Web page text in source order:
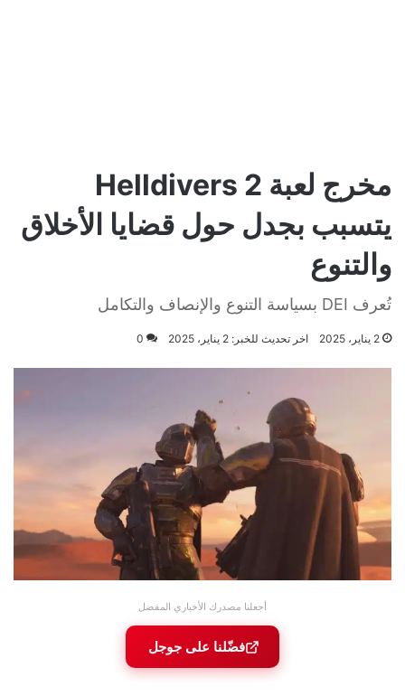
مخرج لعبة Helldivers 2
يتسبب بجدل حول قضايا الأخلاق
والتنوع
تُعرف DEI بسياسة التنوع والإنصاف والتكامل
2 يناير، 2025 اخر تحديث للخبر: 2 يناير، 2025 0
أجعلنا مصدرك الأخباري المفضل
فضّلنا على جوجل